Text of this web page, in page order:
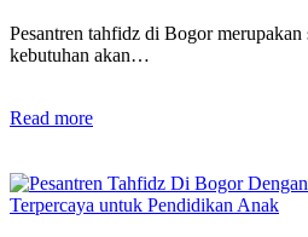
Pesantren tahfidz di Bogor
kebutuhan akan…
Read more